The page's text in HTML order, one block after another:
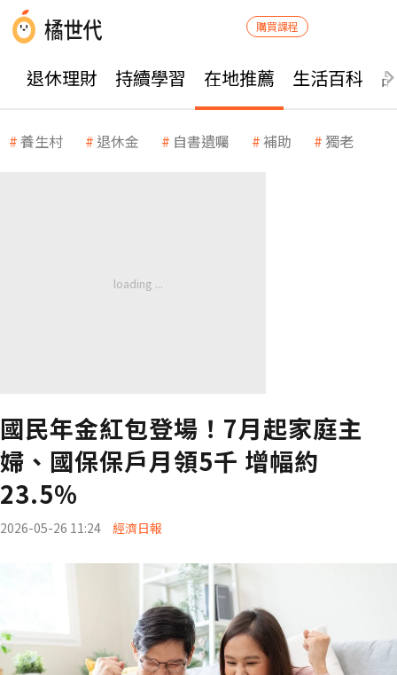
購買課程
退休理財 持續學習 在地推薦 生活百科
養生村 退休金 自書遺囑 補助 獨老
國民年金紅包登場！7月起家庭主
婦、國保保戶月領5千 增幅約
23.5%
2026-05-26 11:24 經濟日報